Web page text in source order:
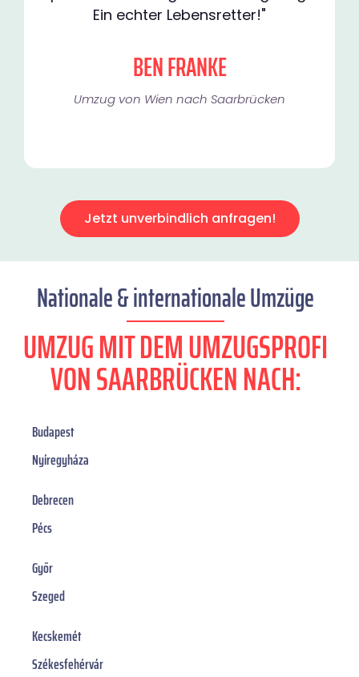
Ein echter Lebensretter!"
BEN FRANKE
Umzug von Wien nach Saarbrücken
Jetzt unverbindlich anfragen!
Nationale & internationale Umzüge
UMZUG MIT DEM UMZUGSPROFI
VON SAARBRÜCKEN NACH:
Budapest
Nyíregyháza
Debrecen
Pécs
Győr
Szeged
Kecskemét
Székesfehérvár